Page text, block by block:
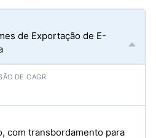
de Exportação de E-
com transbordamento para